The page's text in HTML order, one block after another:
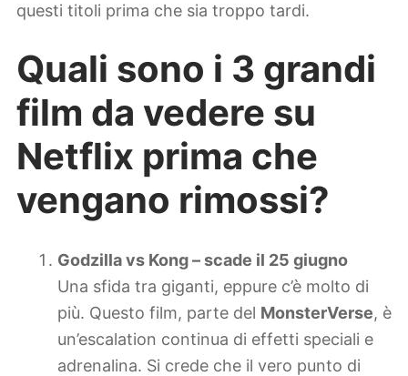
questi titoli prima che sia troppo tardi.
Quali sono i 3 grandi
film da vedere su
Netflix prima che
vengano rimossi?
Godzilla vs Kong – scade il 25 giugno
Una sfida tra giganti, eppure c’è molto di
più. Questo film, parte del MonsterVerse, è
un’escalation continua di effetti speciali e
adrenalina. Si crede che il vero punto di